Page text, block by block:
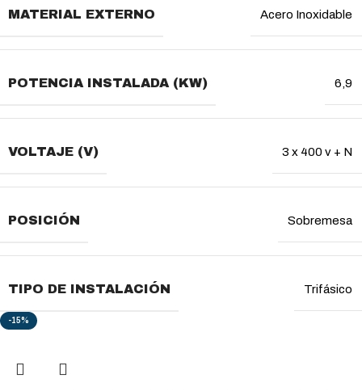
MATERIAL EXTERNO Acero Inoxidable
POTENCIA INSTALADA (KW) 6,9
VOLTAJE (V) 3 x 400 v + N
POSICIÓN Sobremesa
TIPO DE INSTALACIÓN Trifásico
-15%